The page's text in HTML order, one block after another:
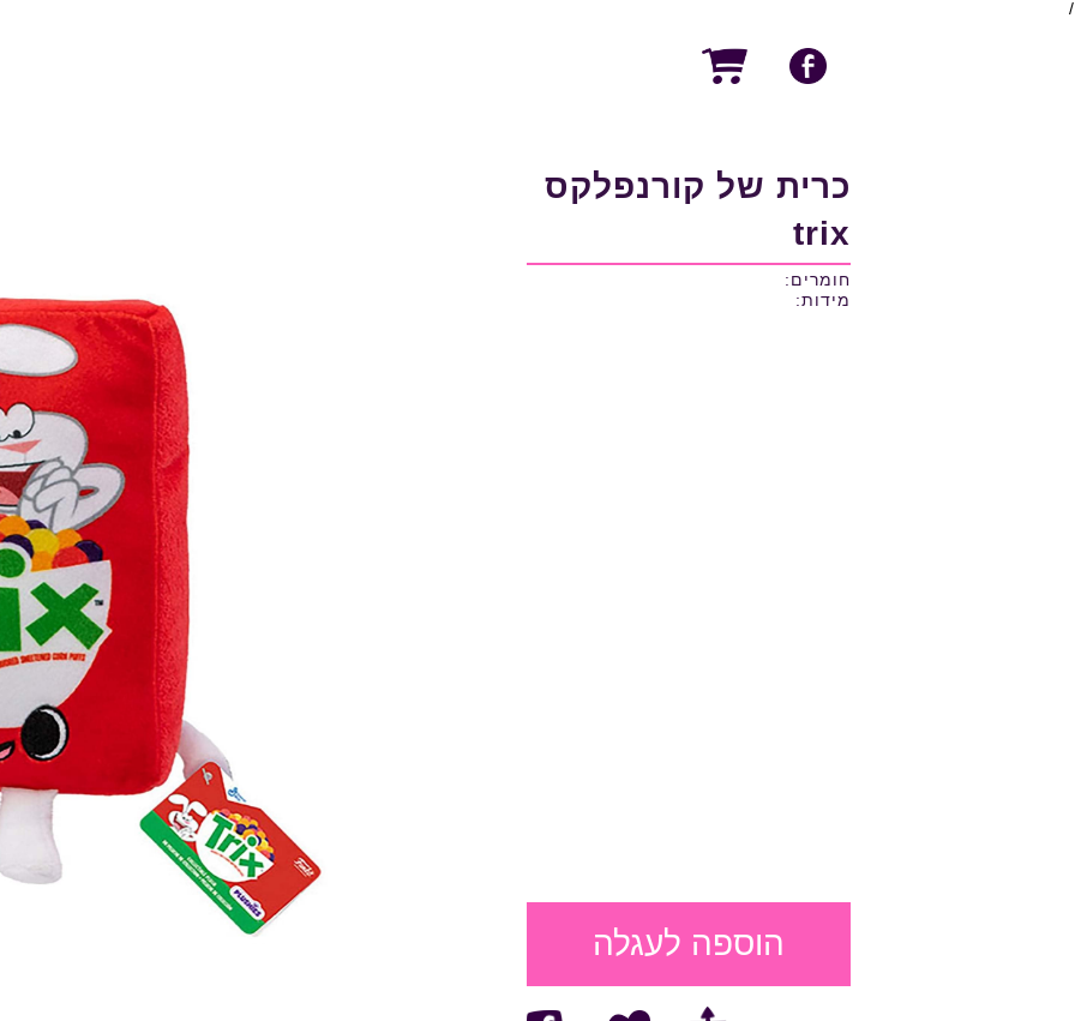
/
כרית של קורנפלקס
trix
חומרים:
מידות:
הוספה לעגלה